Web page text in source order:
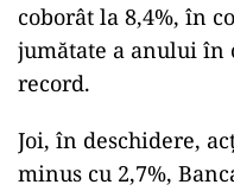
coborât la 8,4%, în
jumătate a anului în
record.
Joi, în deschidere,
minus cu 2,7%,